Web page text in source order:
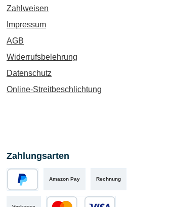
Zahlweisen
Impressum
AGB
Widerrufsbelehrung
Datenschutz
Online-Streitbeschlichtung
Zahlungsarten
Amazon Pay Rechnung